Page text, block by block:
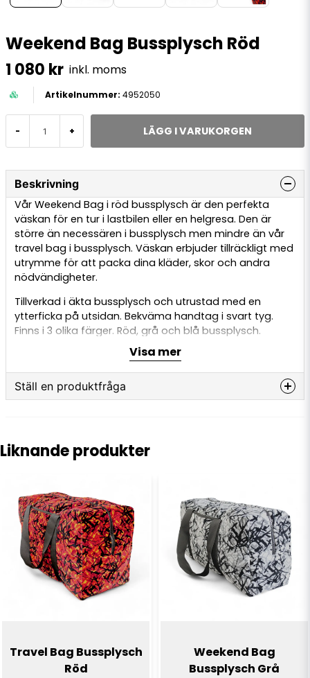
Weekend Bag Bussplysch Röd
1 080 kr inkl. moms
4952050
- + LÄGG I VARUKORGEN
Beskrivning
Vår Weekend Bag i röd bussplysch är den perfekta
väskan för en tur i lastbilen eller en helgresa. Den är
större än necessären i bussplysch men mindre än vår
travel bag i bussplysch. Väskan erbjuder tillräckligt med
utrymme för att packa dina kläder, skor och andra
nödvändigheter.
Tillverkad i äkta bussplysch och utrustad med en
ytterficka på utsidan. Bekväma handtag i svart tyg.
Finns i 3 olika färger. Röd, grå och blå bussplysch.
Weekend bagen är 25cm hög, 50cm lång och 20cm
Visa mer
Ställ en produktfråga
name
Namn
email
E-postadress
Liknande produkter
Travel Bag Bussplysch
Röd
Weekend Bag
Bussplysch Grå